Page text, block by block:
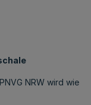
NRW wird wie